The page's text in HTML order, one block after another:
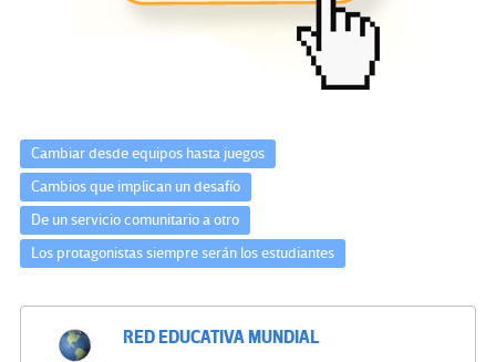
tir
Cambiar desde equipos hasta juegos
Cambios que implican un desafío
De un servicio comunitario a otro
Los protagonistas siempre serán los estudiantes
RED EDUCATIVA MUNDIAL